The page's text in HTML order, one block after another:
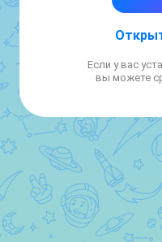
на себя роли
🛃 Таможенный
от одного
⚙️ Наладчик
«умными»
Если у вас
вы можете